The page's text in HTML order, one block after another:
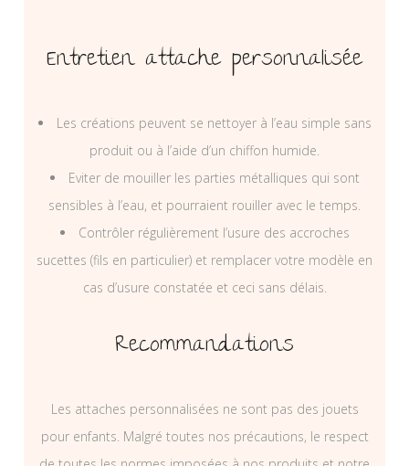
Entretien attache personnalisée
Les créations peuvent se nettoyer à l’eau simple sans
produit ou à l’aide d’un chiffon humide.
Eviter de mouiller les parties métalliques qui sont
sensibles à l’eau, et pourraient rouiller avec le temps.
Contrôler régulièrement l’usure des accroches
sucettes (fils en particulier) et remplacer votre modèle en
cas d’usure constatée et ceci sans délais.
Recommandations
Les attaches personnalisées ne sont pas des jouets
pour enfants. Malgré toutes nos précautions, le respect